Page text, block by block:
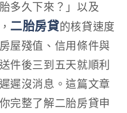
多久下來？」以及
二胎房貸的核貸速度
屋殘值、信用條件與
件後三到五天就順利
遲沒消息。這篇文章
完整了解二胎房貸申